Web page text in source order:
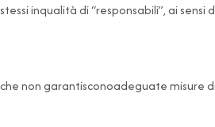
inqualità di “responsabili”, ai sensi
non garantisconoadeguate